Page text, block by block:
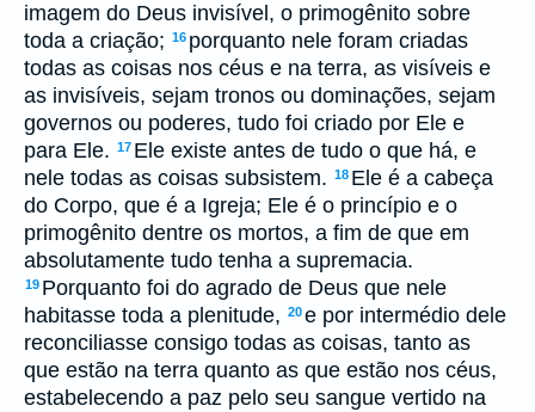
imagem do Deus invisível, o primogênito sobre
toda a criação; 16 porquanto nele foram criadas
todas as coisas nos céus e na terra, as visíveis e
as invisíveis, sejam tronos ou dominações, sejam
governos ou poderes, tudo foi criado por Ele e
para Ele. 17 Ele existe antes de tudo o que há, e
nele todas as coisas subsistem. 18 Ele é a cabeça
do Corpo, que é a Igreja; Ele é o princípio e o
primogênito dentre os mortos, a fim de que em
absolutamente tudo tenha a supremacia.
19 Porquanto foi do agrado de Deus que nele
habitasse toda a plenitude, 20e por intermédio dele
reconciliasse consigo todas as coisas, tanto as
que estão na terra quanto as que estão nos céus,
estabelecendo a paz pelo seu sangue vertido na